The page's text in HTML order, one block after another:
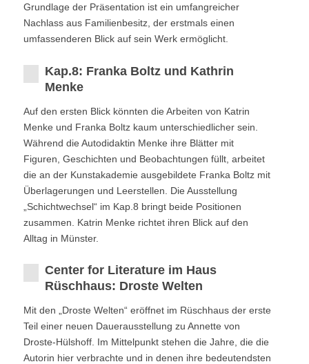
Grundlage der Präsentation ist ein umfangreicher
Nachlass aus Familienbesitz, der erstmals einen
umfassenderen Blick auf sein Werk ermöglicht.
Kap.8: Franka Boltz und Kathrin
Menke
Auf den ersten Blick könnten die Arbeiten von Katrin
Menke und Franka Boltz kaum unterschiedlicher sein.
Während die Autodidaktin Menke ihre Blätter mit
Figuren, Geschichten und Beobachtungen füllt, arbeitet
die an der Kunstakademie ausgebildete Franka Boltz mit
Überlagerungen und Leerstellen. Die Ausstellung
„Schichtwechsel“ im Kap.8 bringt beide Positionen
zusammen. Katrin Menke richtet ihren Blick auf den
Alltag in Münster.
Center for Literature im Haus
Rüschhaus: Droste Welten
Mit den „Droste Welten“ eröffnet im Rüschhaus der erste
Teil einer neuen Dauerausstellung zu Annette von
Droste-Hülshoff. Im Mittelpunkt stehen die Jahre, die die
Autorin hier verbrachte und in denen ihre bedeutendsten